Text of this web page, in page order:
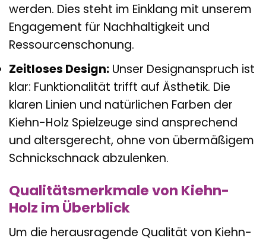
werden. Dies steht im Einklang mit unserem
Engagement für Nachhaltigkeit und
Ressourcenschonung.
Zeitloses Design: Unser Designanspruch ist
klar: Funktionalität trifft auf Ästhetik. Die
klaren Linien und natürlichen Farben der
Kiehn-Holz Spielzeuge sind ansprechend
und altersgerecht, ohne von übermäßigem
Schnickschnack abzulenken.
Qualitätsmerkmale von Kiehn-
Holz im Überblick
Um die herausragende Qualität von Kiehn-